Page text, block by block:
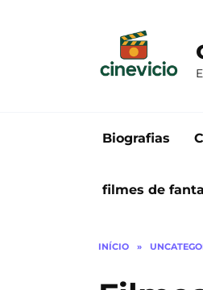
Biografias
filmes de
INÍCIO »